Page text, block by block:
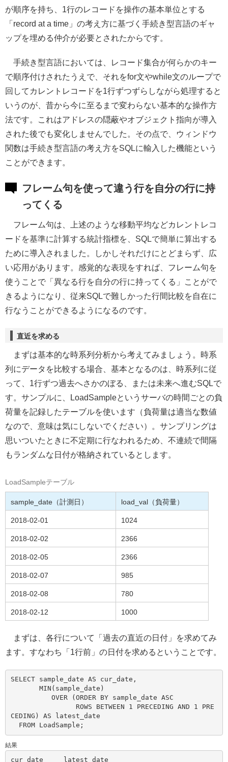
が順序を持ち、1行のレコードを操作の基本単位とする
「record at a time」の考え方に基づく手続き型言語のギャ
ップを埋める仲介が必要とされたからです。
手続き型言語においては、レコード集合が何らかのキー
で順序付けされたうえで、それをfor文やwhile文のループで
回してカレントレコードを1行ずつずらしながら処理すると
いうのが、昔から今に至るまで変わらない基本的な操作方
法です。これはアドレスの隠蔽やオブジェクト指向が導入
された後でも変化しませんでした。その点で、ウィンドウ
関数は手続き型言語の考え方をSQLに輸入した機能という
ことができます。
フレーム句を使って違う行を自分の行に持
ってくる
フレーム句は、上述のような移動平均などカレントレコ
ードを基準に計算する統計指標を、SQLで簡単に算出する
ために導入されました。しかしそれだけにとどまらず、広
い応用があります。感覚的な表現をすれば、フレーム句を
使うことで「異なる行を自分の行に持ってくる」ことがで
きるようになり、従来SQLで難しかった行間比較を自在に
行なうことができるようになるのです。
直近を求める
まずは基本的な時系列分析から考えてみましょう。時系
列にデータを比較する場合、基本となるのは、時系列に従
って、1行ずつ過去へさかのぼる、または未来へ進むSQLで
す。サンプルに、LoadSampleというサーバの時間ごとの負
荷量を記録したテーブルを使います（負荷量は適当な数値
なので、意味は気にしないでください）。サンプリングは
思いついたときに不定期に行なわれるため、不連続で間隔
もランダムな日付が格納されているとします。
LoadSampleテーブル
sample_date（計測日） load_val（負荷量）
2018-02-01 1024
2018-02-02 2366
2018-02-05 2366
2018-02-07 985
2018-02-08 780
2018-02-12 1000
まずは、各行について「過去の直近の日付」を求めてみ
ます。すなわち「1行前」の日付を求めるということです。
SELECT sample_date AS cur_date,
CEDING) AS latest_date
結果
cur_date     latest_date